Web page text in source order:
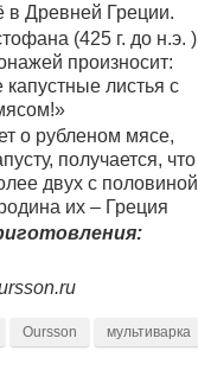
в Древней Греции.
(425 г. до н.э. )
произносит:
листья с
о рубленом мясе,
получается, что
двух с половиной
их – Греция
Oursson мультиварка